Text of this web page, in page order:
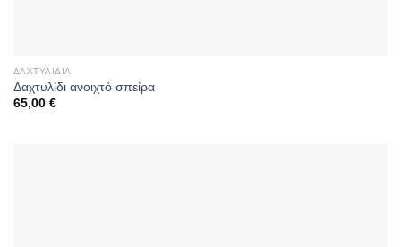
ΔΑΧΤΥΛΊΔΙΑ
Δαχτυλίδι ανοιχτό σπείρα
65,00 €